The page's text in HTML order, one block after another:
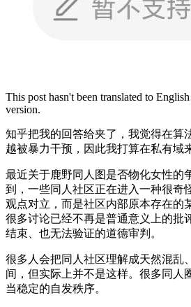
This post hasn't been translated to
version.
知乎把我的回答给夹了，我觉得在算
越被暴力干预，因此我打算在私有域
最近关于鹿野同人图是否物化女性的
到，一些同人社区正在进入一种很奇
观点对立，而是社区内部原本存在的
很多讨论已经不再是普通意义上的批
结束、也无法验证的道德审判。
很多人会把同人社区理解成天然混乱
间，但实际上并不是这样。很多同人
当稳定的自发秩序。